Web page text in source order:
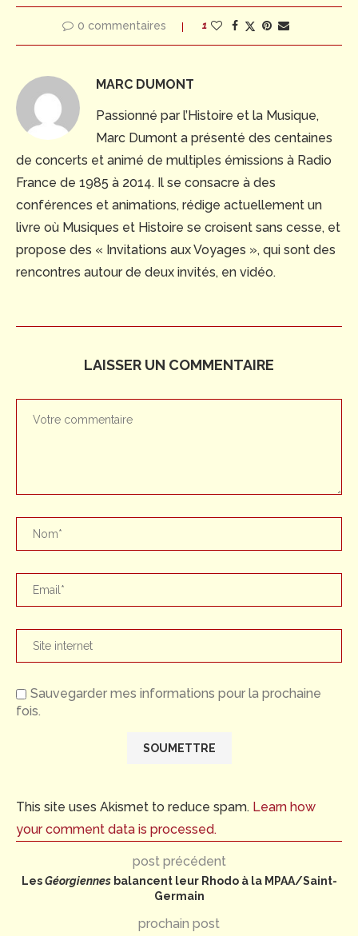
0 commentaires 1
MARC DUMONT
Passionné par l’Histoire et la Musique,
Marc Dumont a présenté des centaines
de concerts et animé de multiples émissions à Radio
France de 1985 à 2014. Il se consacre à des
conférences et animations, rédige actuellement un
livre où Musiques et Histoire se croisent sans cesse, et
propose des « Invitations aux Voyages », qui sont des
rencontres autour de deux invités, en vidéo.
LAISSER UN COMMENTAIRE
Sauvegarder mes informations pour la prochaine
fois.
This site uses Akismet to reduce spam. Learn how
your comment data is processed.
post précédent
LesGéorgiennesbalancent leur Rhodo à la MPAA/Saint-
Germain
prochain post